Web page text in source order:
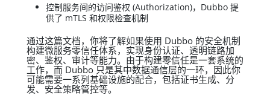
控制服务间的访问鉴权 (Authorization)，Dubbo 提
供了 mTLS 和权限检查机制
通过这篇文档，你将了解如果使用 Dubbo 的安全机制
构建微服务零信任体系，实现身份认证、透明链路加
密、鉴权、审计等能力。由于构建零信任是一套系统的
工作，而 Dubbo 只是其中数据通信层的一环，因此你
可能需要一系列基础设施的配合，包括证书生成、分
发、安全策略管控等。